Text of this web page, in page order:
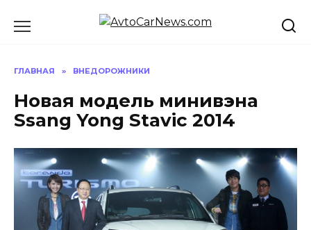
ГЛАВНАЯ » ВНЕДОРОЖНИКИ
Новая модель минивэна
Ssang Yong Stavic 2014